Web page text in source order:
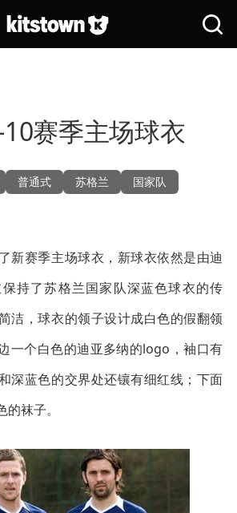
搜
索
赛季主场球衣
普通式 苏格兰
国家队
新赛季主场球衣，新球衣依然是由迪
持了苏格兰国家队深蓝色球衣的传
洁，球衣的领子设计成白色的假翻领
一个白色的迪亚多纳的logo，袖口有
深蓝色的交界处还镶有细红线；下面
袜子。